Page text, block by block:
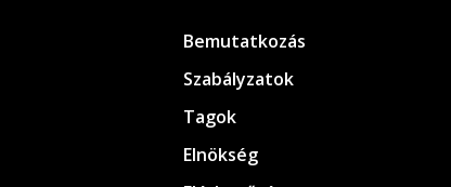
Bemutatkozás
Szabályzatok
Tagok
Elnökség